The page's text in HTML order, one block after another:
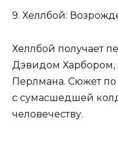
9. Хеллбой:
Хеллбой получает
Дэвидом
Перлмана. Сюжет по
с сумасшедшей
человечеству.